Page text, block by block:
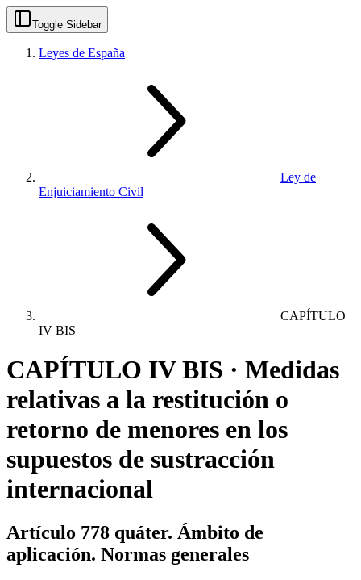
Toggle Sidebar
Leyes de España
Ley de
Enjuiciamiento Civil
CAPÍTULO
IV BIS
CAPÍTULO IV BIS · Medidas
relativas a la restitución o
retorno de menores en los
supuestos de sustracción
internacional
Artículo 778 quáter. Ámbito de
aplicación. Normas generales